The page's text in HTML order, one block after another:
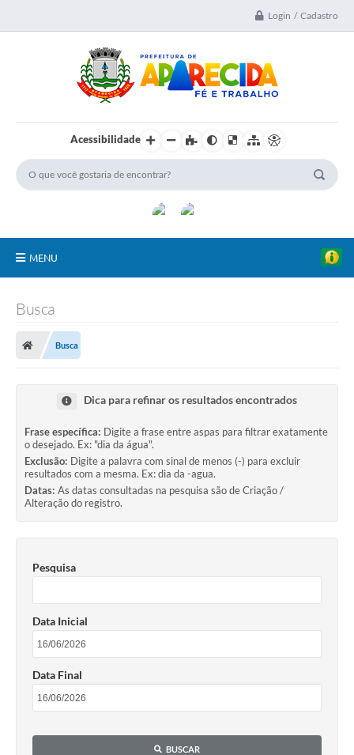
Login / Cadastro
Acessibilidade
MENU
Transparência
Turismo
Ouvidoria
Coronavírus
Serviços Online
Legislação
A Prefeitura
Secretaria de Saúde (Relações ESF)
Plano Municipal de Saúde
Galeria de Fotos
Busca
Busca
Dica para refinar os resultados encontrados
Frase específica: Digite a frase entre aspas para filtrar exatamente
o desejado. Ex: "dia da água".
Exclusão: Digite a palavra com sinal de menos (-) para excluir
resultados com a mesma. Ex: dia da -agua.
Datas: As datas consultadas na pesquisa são de Criação /
Alteração do registro.
Pesquisa
Data Inicial
Data Final
BUSCAR